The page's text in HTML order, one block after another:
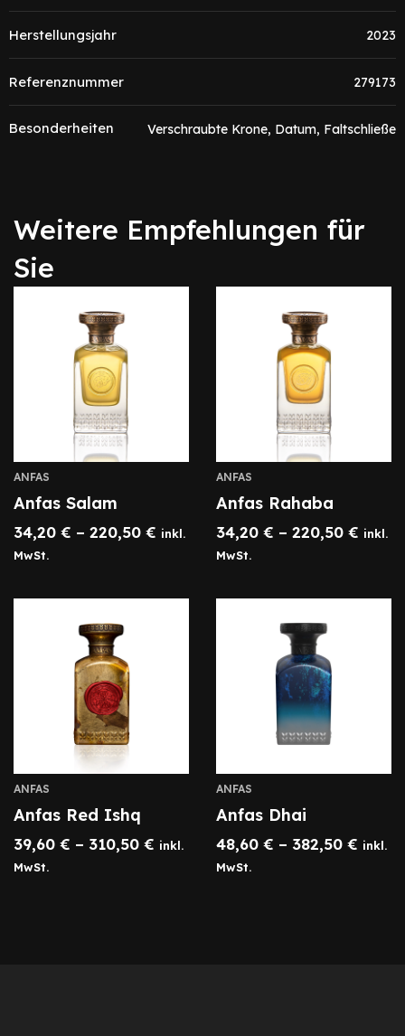
Herstellungsjahr 2023
Referenznummer 279173
Besonderheiten Verschraubte Krone, Datum, Faltschließe
Weitere Empfehlungen für
Sie
ANFAS
Anfas Salam
34,20 € – 220,50 € inkl.
MwSt.
ANFAS
Anfas Rahaba
34,20 € – 220,50 € inkl.
MwSt.
ANFAS
Anfas Red Ishq
39,60 € – 310,50 € inkl.
MwSt.
ANFAS
Anfas Dhai
48,60 € – 382,50 € inkl.
MwSt.